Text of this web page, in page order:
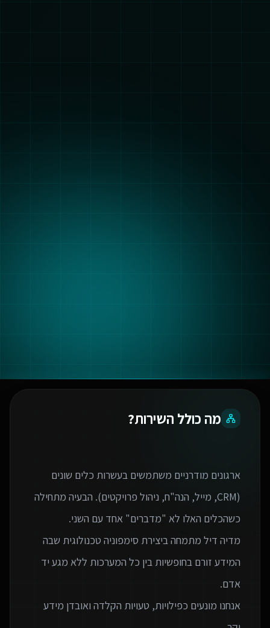
מה כולל השירות?
ארגונים מודרניים משתמשים בעשרות כלים שונים
(CRM, מייל, הנה"ח, ניהול פרויקטים). הבעיה מתחילה
מדיה דיל מתמחה ביצירת סימפוניה טכנולוגית שבה
המידע זורם בחופשיות בין כל המערכות ללא מגע יד
אנחנו מונעים כפילויות, טעויות הקלדה ואובדן מידע